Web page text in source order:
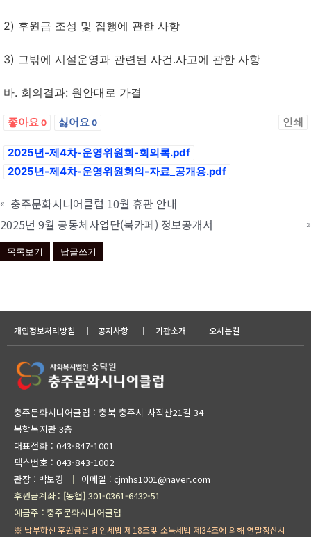
2) 후원금 조성 및 집행에 관한 사항
3) 그밖에 시설운영과 관련된 사건.사고에 관한 사항
바. 회의결과: 원안대로 가결
좋아요 0 싫어요 0 인쇄
2025년-제4차-운영위원회-회의록.pdf
2025년-제4차-운영위원회의-자료_공개용.pdf
«
충주문화시니어클럽 10월 휴관 안내
2025년 9월 공동체사업단(북카페) 정보공개서
»
목록보기 답글쓰기
개인정보처리방침 ｜ 공지사항 ｜ 기관소개 ｜ 오시는길
충주문화시니어클럽 : 충북 충주시 사직산21길 34
복합복지관 3층
대표전화 : 043-847-1001
팩스번호 : 043-843-1002
관장 : 박보경
｜ 이메일 : cjmhs1001@naver.com
후원금계좌 : [농협] 301-0361-6432-51
예금주 : 충주문화시니어클럽
※ 납부하신 후원금은 법인세법 제18조및 소득세법 제34조에 의해 연말정산시